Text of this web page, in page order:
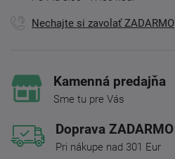
Nechajte si zavolať ZADARMO
Kamenná predajňa
Sme tu pre Vás
Doprava ZADARMO
Pri nákupe nad 301 Eur